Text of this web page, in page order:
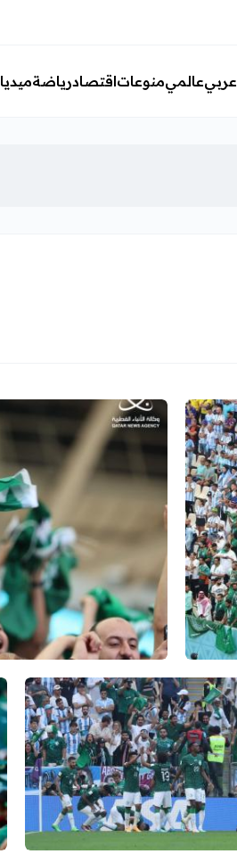
عربيعالميمنوعاتاقتصادرياضةميديا